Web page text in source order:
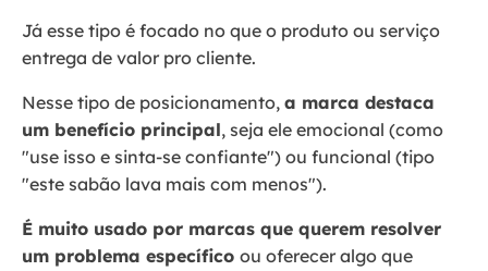
Já esse tipo é focado no que o produto ou serviço
entrega de valor pro cliente.
Nesse tipo de posicionamento, a marca destaca
um benefício principal, seja ele emocional (como
"use isso e sinta-se confiante") ou funcional (tipo
"este sabão lava mais com menos").
É muito usado por marcas que querem resolver
um problema específico ou oferecer algo que